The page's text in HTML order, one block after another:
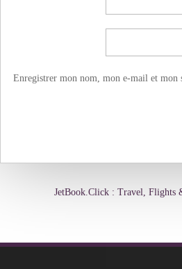
Enregistrer mon nom, mon e-mail et mon
JetBook.Click : Travel, Flights